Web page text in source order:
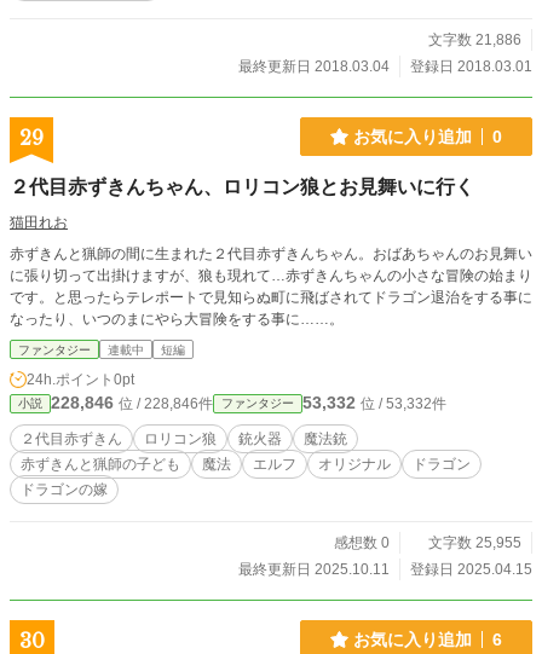
文字数 21,886
最終更新日 2018.03.04
登録日 2018.03.01
29 お気に入り追加 0
２代目赤ずきんちゃん、ロリコン狼とお見舞いに行く
猫田れお
赤ずきんと猟師の間に生まれた２代目赤ずきんちゃん。おばあちゃんのお見舞い
に張り切って出掛けますが、狼も現れて…赤ずきんちゃんの小さな冒険の始まり
です。と思ったらテレポートで見知らぬ町に飛ばされてドラゴン退治をする事に
なったり、いつのまにやら大冒険をする事に……。
ファンタジー 連載中 短編
24h.ポイント 0pt
小説 228,846 位 / 228,846件 ファンタジー 53,332 位 / 53,332件
２代目赤ずきん ロリコン狼 銃火器
魔法銃
赤ずきんと猟師の子ども
魔法 エルフ オリジナル
ドラゴン
ドラゴンの嫁
感想数 0
文字数 25,955
最終更新日 2025.10.11
登録日 2025.04.15
30 お気に入り追加 6